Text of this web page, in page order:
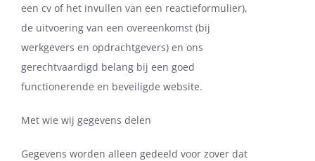
een cv of het invullen van een reactieformulier),
de uitvoering van een overeenkomst (bij
werkgevers en opdrachtgevers) en ons
gerechtvaardigd belang bij een goed
functionerende en beveiligde website.
Met wie wij gegevens delen
Gegevens worden alleen gedeeld voor zover dat